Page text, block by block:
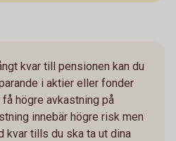
kvar till pensionen kan du
i aktier eller fonder
högre avkastning på
innebär högre risk men
kvar tills du ska ta ut dina